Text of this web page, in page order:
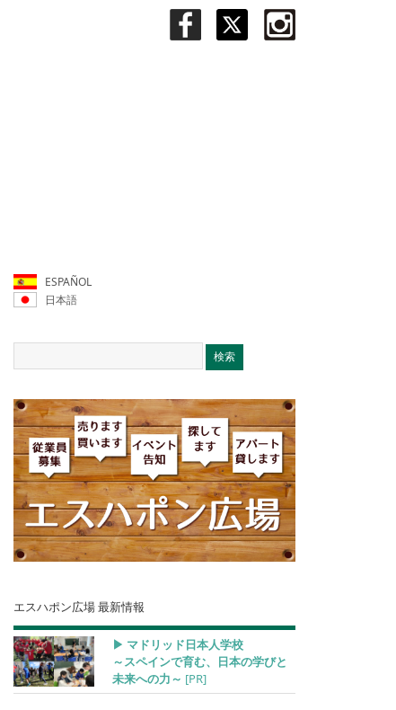
ESPAÑOL
日本語
エスハポン広場 最新情報
▶︎ マドリッド日本人学校
～スペインで育む、日本の学びと
未来への力～ [PR]